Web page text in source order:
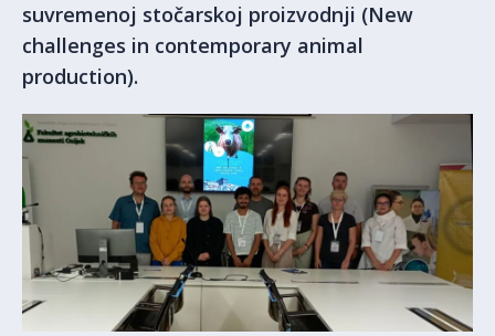
suvremenoj stočarskoj proizvodnji (New
challenges in contemporary animal
production).